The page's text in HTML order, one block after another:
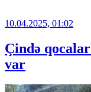
10.04.2025, 01:02
Çində
var